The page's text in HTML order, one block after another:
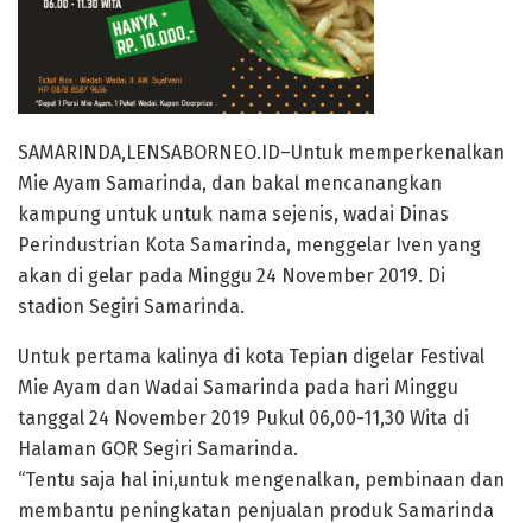
SAMARINDA,LENSABORNEO.ID–Untuk memperkenalkan
Mie Ayam Samarinda, dan bakal mencanangkan
kampung untuk untuk nama sejenis, wadai Dinas
Perindustrian Kota Samarinda, menggelar Iven yang
akan di gelar pada Minggu 24 November 2019. Di
stadion Segiri Samarinda.
Untuk pertama kalinya di kota Tepian digelar Festival
Mie Ayam dan Wadai Samarinda pada hari Minggu
tanggal 24 November 2019 Pukul 06,00-11,30 Wita di
Halaman GOR Segiri Samarinda.
“Tentu saja hal ini,untuk mengenalkan, pembinaan dan
membantu peningkatan penjualan produk Samarinda